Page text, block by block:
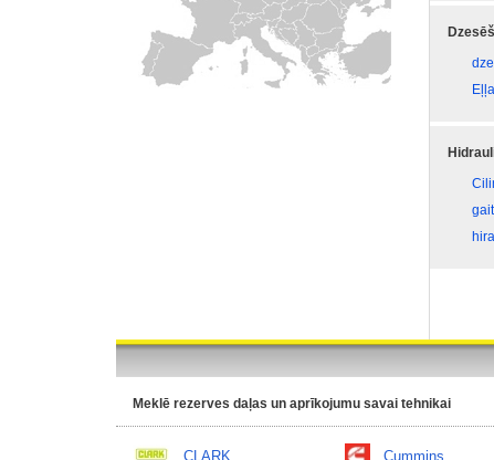
Meklē rezerves daļas un aprīkojumu savai tehnikai
CLARK
Cummins